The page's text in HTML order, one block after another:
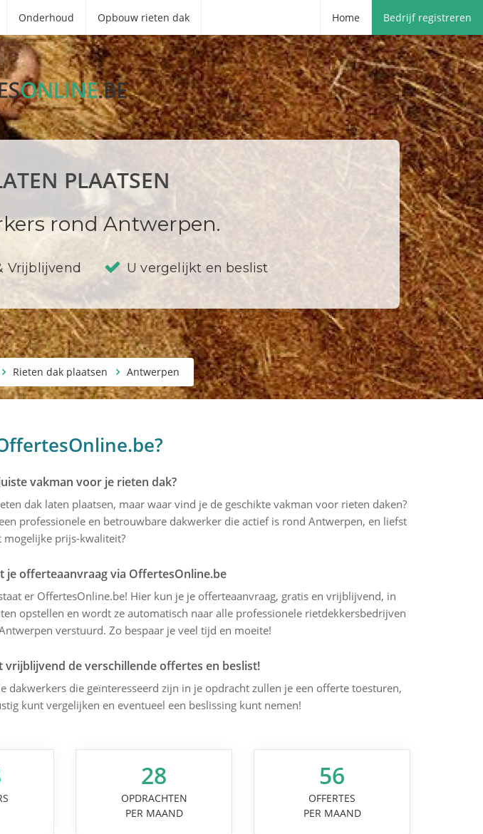
Onderhoud Opbouw rieten dak Home Bedrijf registreren
PLAATSEN
rond Antwerpen.
Vrijblijvend U vergelijkt en beslist
Rieten dak plaatsen Antwerpen
vakman voor je rieten dak?
dak laten plaatsen, maar waar vind je de geschikte vakman voor rieten daken?
professionele en betrouwbare dakwerker die actief is rond Antwerpen, en liefst
mogelijke prijs-kwaliteit?
je offerteaanvraag via OffertesOnline.be
er OffertesOnline.be! Hier kun je je offerteaanvraag, gratis en vrijblijvend, in
opstellen en wordt ze automatisch naar alle professionele rietdekkersbedrijven
verstuurd. Zo bespaar je veel tijd en moeite!
vrijblijvend de verschillende offertes en beslist!
dakwerkers die geïnteresseerd zijn in je opdracht zullen je een offerte toesturen,
kunt vergelijken en eventueel een beslissing kunt nemen!
28
OPDRACHTEN
PER MAAND
56
OFFERTES
PER MAAND